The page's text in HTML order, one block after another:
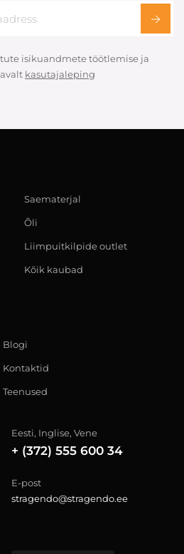
isikuandmete töötlemise ja
kasutajaleping
Saematerjal
Õli
Liimpuitkilpide outlet
Kõik kaubad
Blogi
Kontaktid
Teenused
Eesti, Inglise, Vene
+ (372) 555 600 34
E-post
stragendo@stragendo.ee